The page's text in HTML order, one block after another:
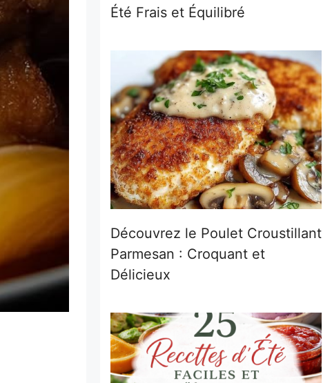
Été Frais et Équilibré
Découvrez le Poulet Croustillant
Parmesan : Croquant et
Délicieux